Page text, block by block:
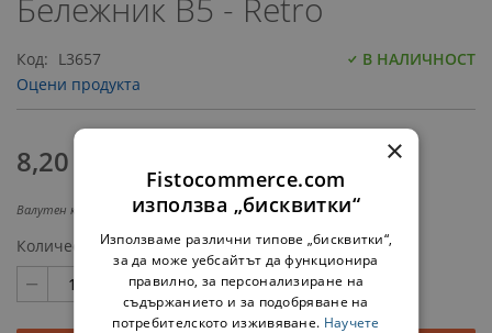
Бележник В5 - Retro
В НАЛИЧНОСТ
Код
L3657
Оцени продукта
8,20 €
Валутен курс: 1 EUR = 1.95583 BGN
Количество
началото
галерия
със
снимки
×
Fistocommerce.com
използва „бисквитки“
Използваме различни типове „бисквитки“,
за да може уебсайтът да функционира
правилно, за персонализиране на
съдържанието и за подобряване на
потребителското изживяване. Научете